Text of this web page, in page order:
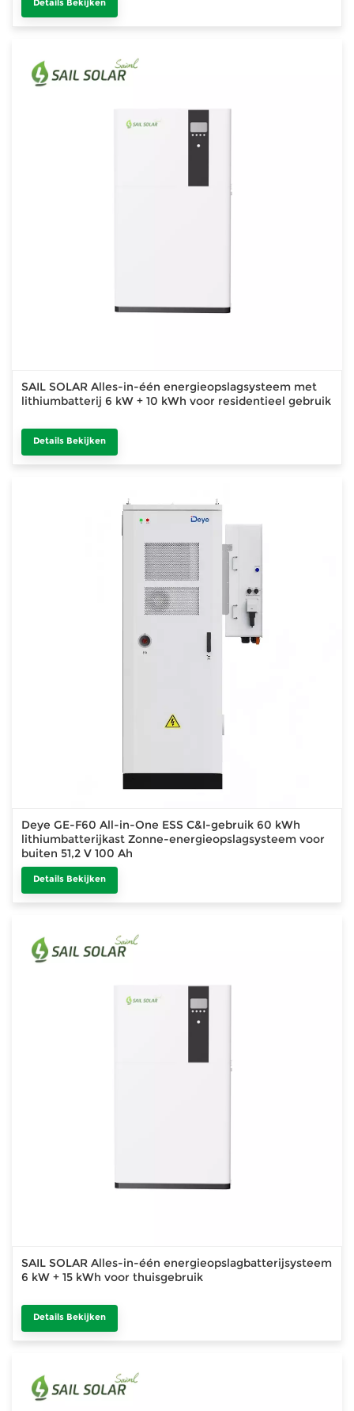
Details Bekijken
SAIL SOLAR Alles-in-één energieopslagsysteem met
lithiumbatterij 6 kW + 10 kWh voor residentieel gebruik
Details Bekijken
Deye GE-F60 All-in-One ESS C&I-gebruik 60 kWh
lithiumbatterijkast Zonne-energieopslagsysteem voor
buiten 51,2 V 100 Ah
Details Bekijken
SAIL SOLAR Alles-in-één energieopslagbatterijsysteem
6 kW + 15 kWh voor thuisgebruik
Details Bekijken